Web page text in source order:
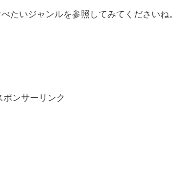
たいジャンルを参照してみてくださいね。
ポンサーリンク